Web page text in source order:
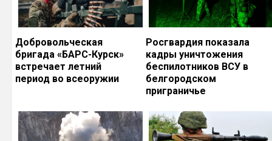
Добровольческая
бригада «БАРС-Курск»
встречает летний
период во всеоружии
Росгвардия показала
кадры уничтожения
беспилотников ВСУ в
белгородском
приграничье